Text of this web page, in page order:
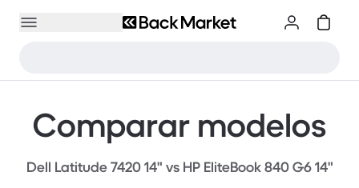
Comparar modelos
Dell Latitude 7420 14" vs HP EliteBook 840 G6 14"